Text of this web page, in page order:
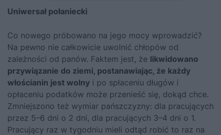
Uniwersał połaniecki
Co nowego próbowano na jego mocy wprowadzić?
Na pewno nie całkowicie uwolnić chłopów od
zależności od panów. Faktem jest, że likwidowano
przywiązanie do ziemi, postanawiając, że każdy
włościanin jest wolny i po spłaceniu długów i
opłaceniu podatków może przenieść się, dokąd chce.
Zmniejszono też wymiar pańszczyzny: dla pracujących
przez 5–6 dni o 2 dni, dla pracujących 3–4 dni o 1.
Pracujący raz w tygodniu mieli odtąd robić to raz na